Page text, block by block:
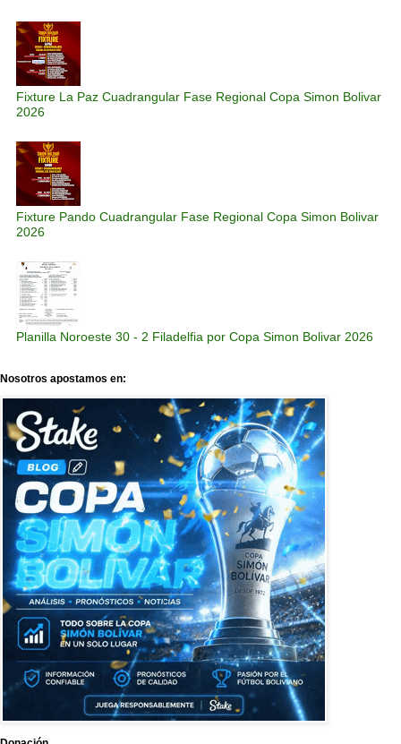
Fixture La Paz Cuadrangular Fase Regional Copa Simon Bolivar
2026
Fixture Pando Cuadrangular Fase Regional Copa Simon Bolivar
2026
Planilla Noroeste 30 - 2 Filadelfia por Copa Simon Bolivar 2026
Nosotros apostamos en: